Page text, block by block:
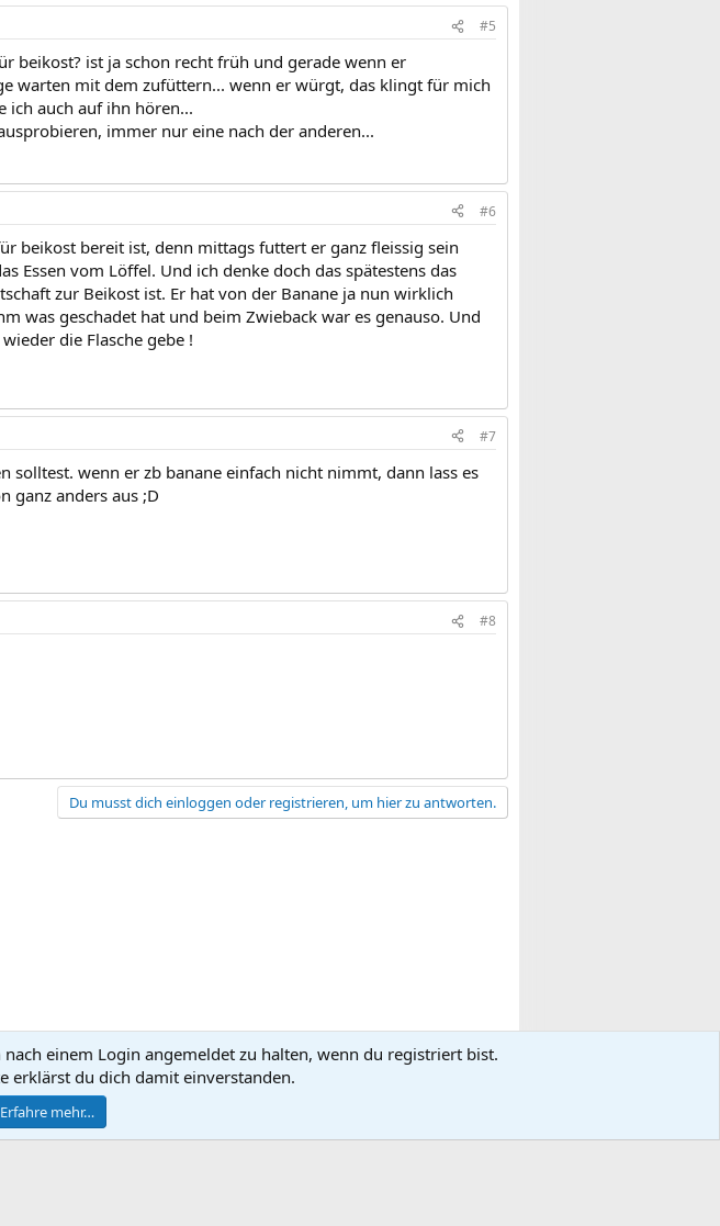
#5
beikost? ist ja schon recht früh und gerade wenn er
warten mit dem zufüttern... wenn er würgt, das klingt für mich
ich auch auf ihn hören...
immer nur eine nach der anderen...
#6
beikost bereit ist, denn mittags futtert er ganz fleissig sein
Essen vom Löffel. Und ich denke doch das spätestens das
zur Beikost ist. Er hat von der Banane ja nun wirklich
was geschadet hat und beim Zwieback war es genauso. Und
die Flasche gebe !
#7
solltest. wenn er zb banane einfach nicht nimmt, dann lass es
ganz anders aus ;D
#8
Du musst dich einloggen oder registrieren, um hier zu antworten.
Kontakt Nutzungsbedingungen Datenschutz
® © 2010-2026 XenForo Ltd.
einem Login angemeldet zu halten, wenn du registriert bist.
erklärst du dich damit einverstanden.
Erfahre mehr…